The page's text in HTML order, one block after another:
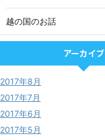
越の国のお話
アーカイブ
2017年8月
2017年7月
2017年6月
2017年5月